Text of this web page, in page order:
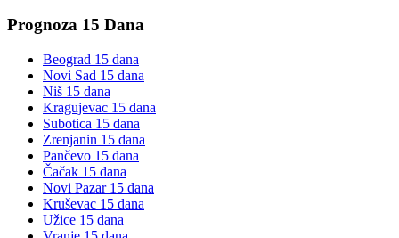
Prognoza 15 Dana
Beograd 15 dana
Novi Sad 15 dana
Niš 15 dana
Kragujevac 15 dana
Subotica 15 dana
Zrenjanin 15 dana
Pančevo 15 dana
Čačak 15 dana
Novi Pazar15 dana
Kruševac 15 dana
Užice 15 dana